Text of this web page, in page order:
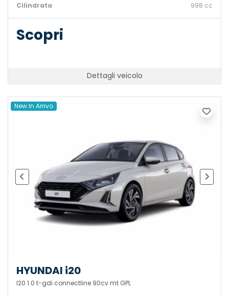
Cilindrata
998 cc
Scopri
Dettagli veicolo
New In Arrivo
HYUNDAI i20
I20 1.0 t-gdi connectline 90cv mt GPL